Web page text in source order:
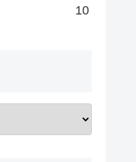
10